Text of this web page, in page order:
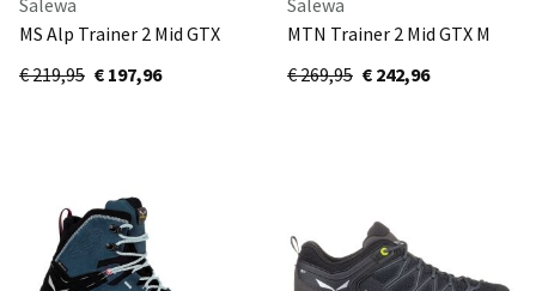
Salewa
MS Alp Trainer 2 Mid GTX
61382-8675
€ 219,95 € 197,96
Salewa
MTN Trainer 2 Mid GTX M
61397-7953
€ 269,95 € 242,96